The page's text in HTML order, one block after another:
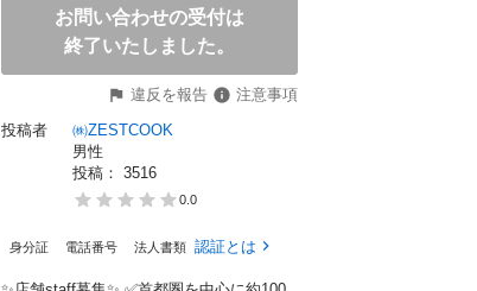
お問い合わせの受付は
終了いたしました。
違反を報告
注意事項
投稿者
㈱ZESTCOOK
男性
投稿： 3516
0.0
身分証 電話番号 法人書類 認証とは